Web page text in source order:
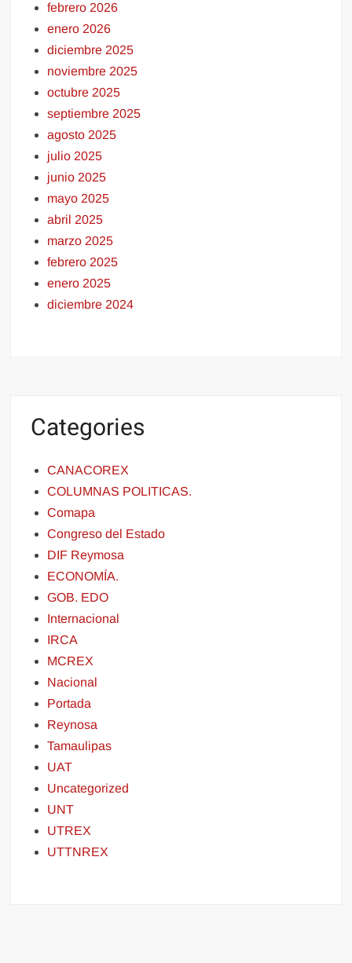
febrero 2026
enero 2026
diciembre 2025
noviembre 2025
octubre 2025
septiembre 2025
agosto 2025
julio 2025
junio 2025
mayo 2025
abril 2025
marzo 2025
febrero 2025
enero 2025
diciembre 2024
Categories
CANACOREX
COLUMNAS POLITICAS.
Comapa
Congreso del Estado
DIF Reymosa
ECONOMÍA.
GOB. EDO
Internacional
IRCA
MCREX
Nacional
Portada
Reynosa
Tamaulipas
UAT
Uncategorized
UNT
UTREX
UTTNREX